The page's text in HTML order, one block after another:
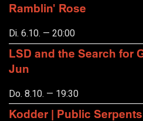
Ramblin' Rose
Di. 6.10. — 20:00
LSD and the Search for
Jun
Do. 8.10. — 19:30
Kodder | Public Serpents